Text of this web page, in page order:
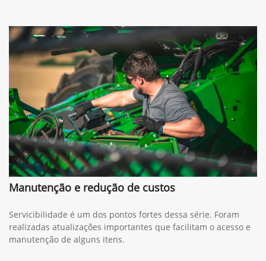
Manutenção e redução de custos
Servicibilidade é um dos pontos fortes dessa série. Foram
realizadas atualizações importantes que facilitam o acesso e
manutenção de alguns itens.